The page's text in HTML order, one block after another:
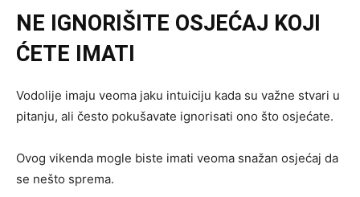
NE IGNORIŠITE OSJEĆAJ KOJI
ĆETE IMATI
Vodolije imaju veoma jaku intuiciju kada su važne stvari u
pitanju, ali često pokušavate ignorisati ono što osjećate.
Ovog vikenda mogle biste imati veoma snažan osjećaj da
se nešto sprema.